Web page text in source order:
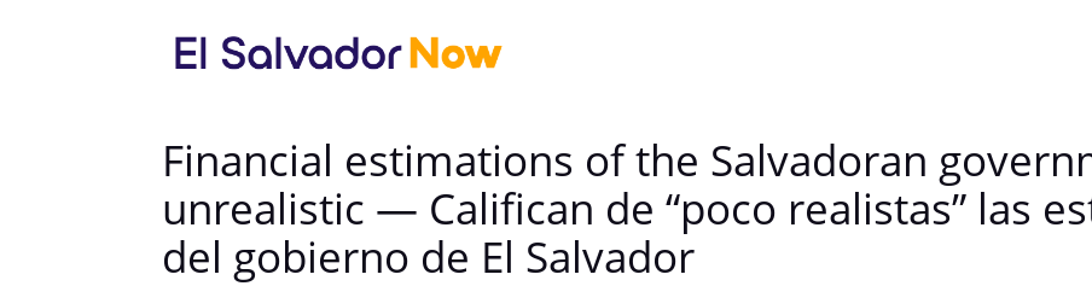
Financial estimations of the Salvadoran
unrealistic — Califican de “poco realistas” las
del gobierno de El Salvador